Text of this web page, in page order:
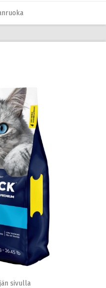
sivulla